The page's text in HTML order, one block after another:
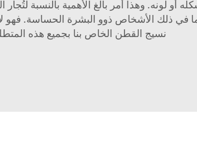
لونه. وهذا أمر بالغ الأهمية بالنسبة
في ذلك الأشخاص ذوو البشرة الحساسة. فهو
نسيج القطن الخاص بنا بجميع هذه